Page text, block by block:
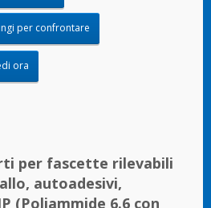
per confrontare
ora
per fascette rilevabili
autoadesivi,
(Poliammide 6.6 con